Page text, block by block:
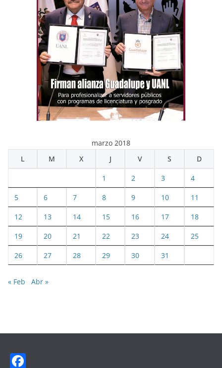
marzo 2018
L
M X J V S D
1 2 3 4
5 6 7 8 9 10 11
12 13 14 15 16 17 18
19 20 21 22 23 24 25
26 27 28 29 30 31
« Feb Abr »